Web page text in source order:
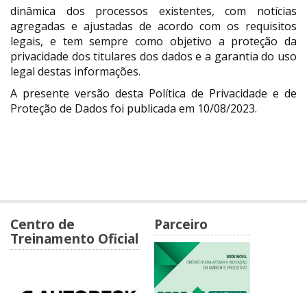
dinâmica dos processos existentes, com notícias
agregadas e ajustadas de acordo com os requisitos
legais, e tem sempre como objetivo a proteção da
privacidade dos titulares dos dados e a garantia do uso
legal destas informações.
A presente versão desta Política de Privacidade e de
Proteção de Dados foi publicada em 10/08/2023.
Centro de
Treinamento Oficial
Parceiro